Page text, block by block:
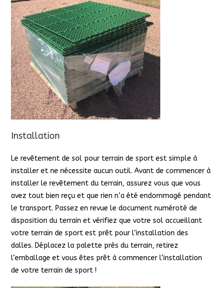
Installation
Le revêtement de sol pour terrain de sport est simple à
installer et ne nécessite aucun outil. Avant de commencer à
installer le revêtement du terrain, assurez vous que vous
avez tout bien reçu et que rien n’a été endommagé pendant
le transport. Passez en revue le document numéroté de
disposition du terrain et vérifiez que votre sol accueillant
votre terrain de sport est prêt pour l’installation des
dalles. Déplacez la palette près du terrain, retirez
l’emballage et vous êtes prêt à commencer l’installation
de votre terrain de sport !